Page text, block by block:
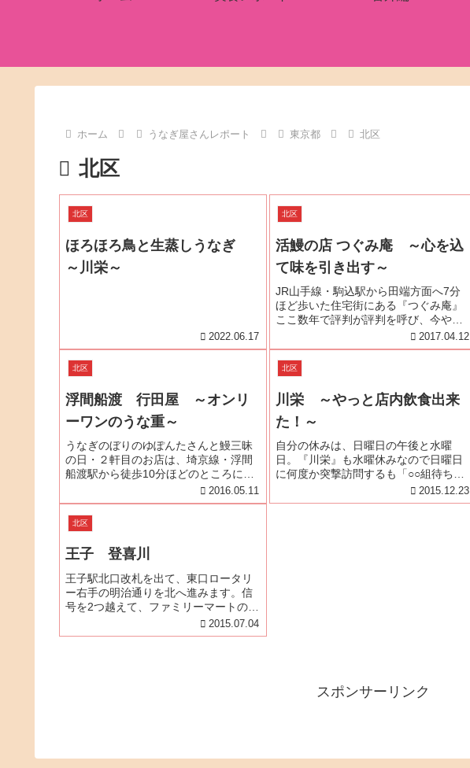
ホーム うなぎ屋さんレポート 東京都 北区
北区
北区
ほろほろ鳥と生蒸しうなぎ
～川栄～
2022.06.17
北区
活鰻の店 つぐみ庵 ～心を込
て味を引き出す～
JR山手線・駒込駅から田端方面へ7分
ほど歩いた住宅街にある『つぐみ庵』
ここ数年で評判が評判を呼び、今や予
約のとりにくい店である。電話で問い
合わせると予約の仕方も試行錯誤をし
ているとのことで、現在は毎月1日（店
休日の場合は2日）の朝9時半から...
2017.04.12
北区
浮間船渡 行田屋 ～オンリ
ーワンのうな重～
うなぎのぼりのゆぽんたさんと鰻三昧
の日・２軒目のお店は、埼京線・浮間
船渡駅から徒歩10分ほどのところにあ
る『行田屋』さん。『行田屋』さん
は、食べログ・うなぎレビュー数No.1
をほこるゆぽんたさんが、ご自身の
「うなぎのぼりブログ」で投稿日付
が...
2016.05.11
北区
川栄 ～やっと店内飲食出来
た！～
自分の休みは、日曜日の午後と水曜
日。『川栄』も水曜休みなので日曜日
に何度か突撃訪問するも「○○組待ち
で、ご案内出来るかどうかわかりませ
ん。」といわれて、玉砕することが何
2015.12.23
北区
王子 登喜川
王子駅北口改札を出て、東口ロータリ
ー右手の明治通りを北へ進みます。信
号を2つ越えて、ファミリーマートの手
前を右へ曲がります。城北信金が右手
に見えてきたら左手を注意していると
2015.07.04
スポンサーリンク